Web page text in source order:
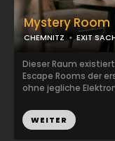
Mystery Room
CHEMNITZ EXIT
Dieser Raum
Escape Rooms der
ohne jegliche
WEITER